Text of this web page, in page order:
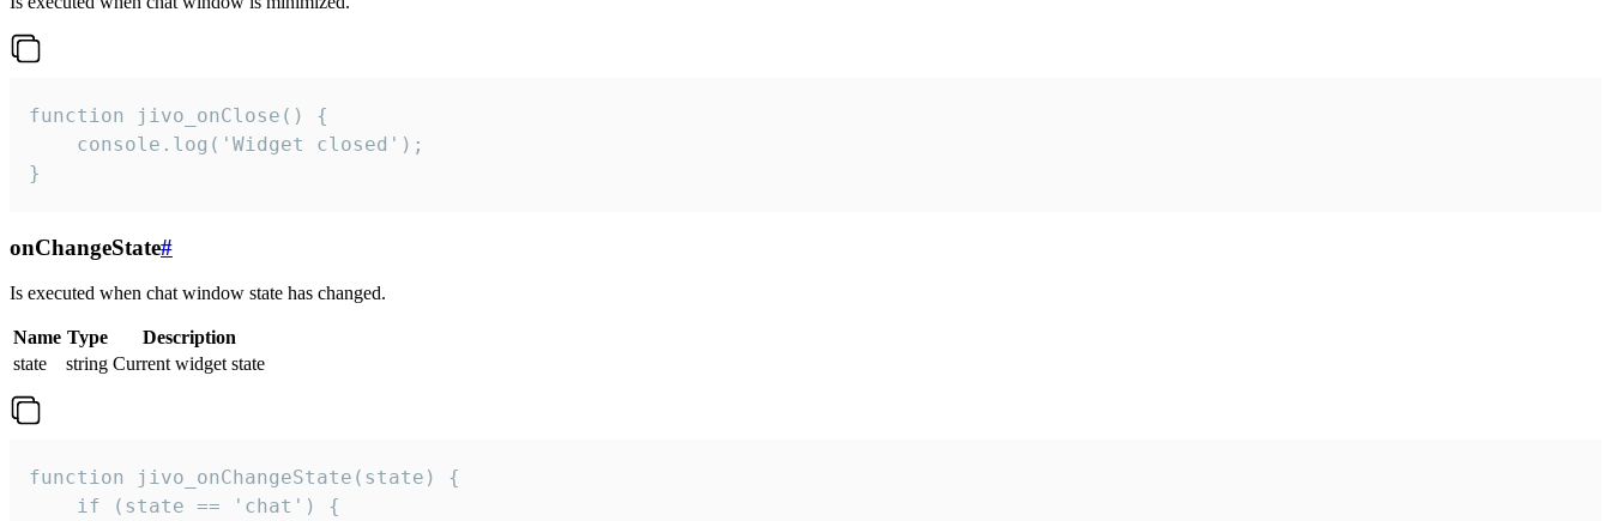
function jivo_onClose() {
    console.log('Widget closed');
}
onChangeState#
Is executed when chat window state has changed.
Name Type
Description
state
string Current widget state
function jivo_onChangeState(state) {
    if (state == 'chat') {